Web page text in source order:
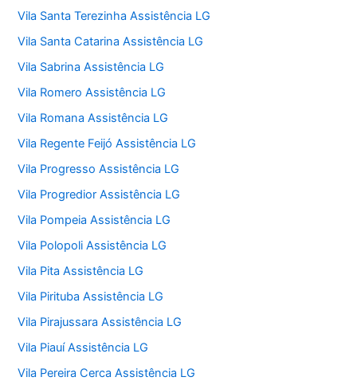
Vila Santa Terezinha Assistência LG
Vila Santa Catarina Assistência LG
Vila Sabrina Assistência LG
Vila Romero Assistência LG
Vila Romana Assistência LG
Vila Regente Feijó Assistência LG
Vila Progresso Assistência LG
Vila Progredior Assistência LG
Vila Pompeia Assistência LG
Vila Polopoli Assistência LG
Vila Pita Assistência LG
Vila Pirituba Assistência LG
Vila Pirajussara Assistência LG
Vila Piauí Assistência LG
Vila Pereira Cerca Assistência LG